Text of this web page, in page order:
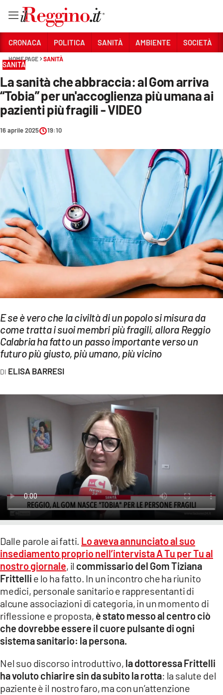
Sezioni
CRONACA
POLITICA
SANITÀ
AMBIENTE
CULTURA
ECONOMIA E LAVORO
EVENTI
SPORT
Streaming
LAC NETWORK
LAC ONAIR
LaC
LACPLAY.IT
LACTV.IT
LACONAIR.IT
ILREGGINO.IT
COSENZACHANNEL.IT
CATANZAROCHANNEL.IT
LACAPITALENEWS.IT
ANDROID
APPLE
CRONACA POLITICA SANITÀ AMBIENTE SOCIETÀ
HOME PAGE SANITÀ
SANITÀ
La sanità che abbraccia: al Gom arriva
“Tobia” per un'accoglienza più umana ai
pazienti più fragili - VIDEO
16 aprile 2025 19:10
E se è vero che la civiltà di un popolo si misura da
come tratta i suoi membri più fragili, allora Reggio
Calabria ha fatto un passo importante verso un
futuro più giusto, più umano, più vicino
ELISA BARRESI
Dalle parole ai fatti. Lo aveva annunciato al suo
insediamento proprio nell’intervista A Tu per Tu al
nostro giornale, il commissario del Gom Tiziana
Frittelli e lo ha fatto. In un incontro che ha riunito
medici, personale sanitario e rappresentanti di
alcune associazioni di categoria, in un momento di
riflessione e proposta, è stato messo al centro ciò
che dovrebbe essere il cuore pulsante di ogni
sistema sanitario: la persona.
Nel suo discorso introduttivo, la dottoressa Frittelli
ha voluto chiarire sin da subito la rotta: la salute del
paziente è il nostro faro, ma con un’attenzione